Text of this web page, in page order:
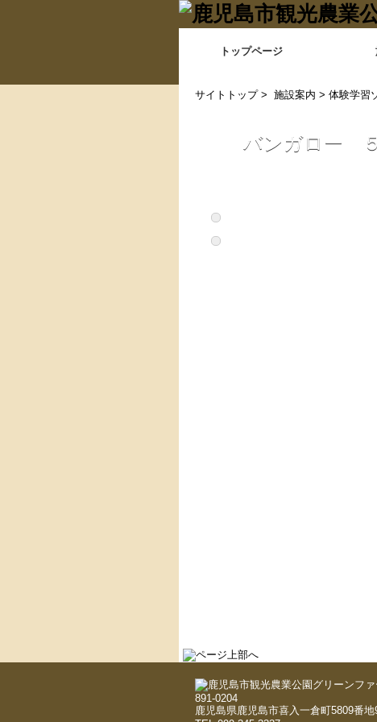
トップページ
サイトトップ> 施設案内 > 体験学習
バンガロー ５
891-0204
鹿児島県鹿児島市喜入一倉町5809番地